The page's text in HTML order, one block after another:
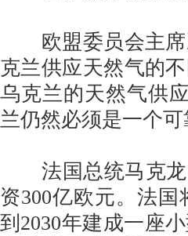
欧盟委员会主席
克兰供应天然气的
乌克兰的天然气供
兰仍然必须是一个可
法国总统马克龙
资300亿欧元。法
到2030年建成一座